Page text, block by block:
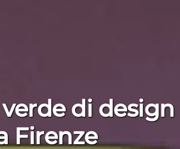
di design
Firenze